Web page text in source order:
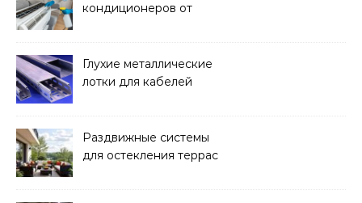
кондиционеров от
Глухие металлические
лотки для кабелей
Раздвижные системы
для остекления террас